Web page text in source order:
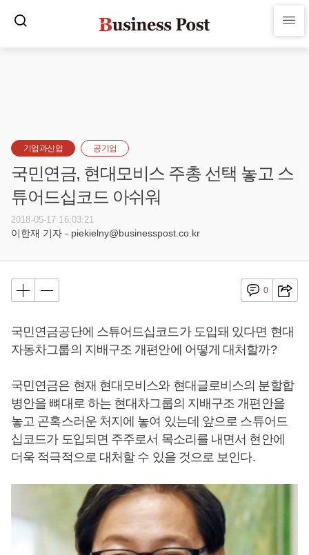
기업과산업 공기업
국민연금, 현대모비스 주총 선택 놓고 스
튜어드십코드 아쉬워
2018-05-17 16:03:21
이한재 기자 - piekielny@businesspost.co.kr
0
국민연금공단에 스튜어드십코드가 도입돼 있다면 현대
자동차그룹의 지배구조 개편안에 어떻게 대처할까?
국민연금은 현재 현대모비스와 현대글로비스의 분할합
병안을 뼈대로 하는 현대차그룹의 지배구조 개편안을
놓고 곤혹스러운 처지에 놓여 있는데 앞으로 스튜어드
십코드가 도입되면 주주로서 목소리를 내면서 현안에
더욱 적극적으로 대처할 수 있을 것으로 보인다.